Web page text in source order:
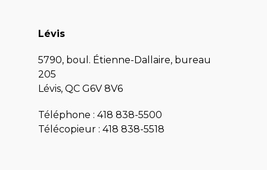
Lévis
5790, boul. Étienne-Dallaire, bureau
205
Lévis, QC G6V 8V6
Téléphone : 418 838-5500
Télécopieur : 418 838-5518